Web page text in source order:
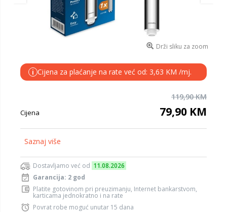
Drži sliku za zoom
i Cijena za plaćanje na rate već od: 3,63 KM /mj.
119,90 KM
Cijena 79,90 KM
Saznaj više
Dostavljamo već od 11.08.2026
Garancija: 2 god
Platite gotovinom pri preuzimanju, Internet bankarstvom,
karticama jednokratno i na rate
Povrat robe moguć unutar 15 dana